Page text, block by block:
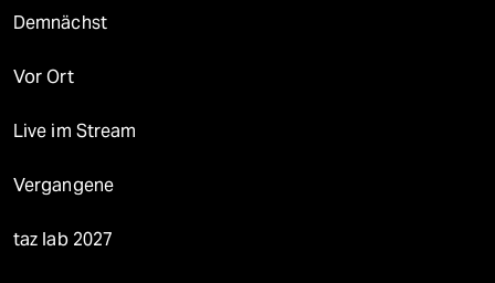
Demnächst
Vor Ort
Live im Stream
Vergangene
taz lab 2027